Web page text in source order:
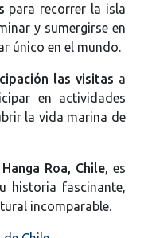
para recorrer la isla
y sumergirse en
único en el mundo.
las visitas a
en actividades
la vida marina de
Roa, Chile, es
historia fascinante,
incomparable.